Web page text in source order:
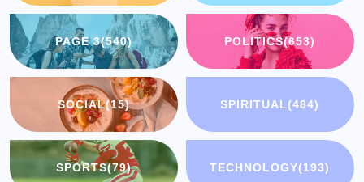
PAGE 3(540) POLITICS(653)
SOCIAL(15) SPIRITUAL(484)
SPORTS(79) TECHNOLOGY(193)